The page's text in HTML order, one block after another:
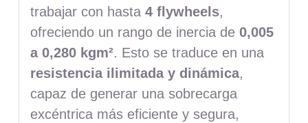
trabajar con hasta 4 flywheels,
ofreciendo un rango de inercia de 0,005
a 0,280 kgm². Esto se traduce en una
resistencia ilimitada y dinámica,
capaz de generar una sobrecarga
excéntrica más eficiente y segura,